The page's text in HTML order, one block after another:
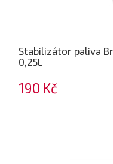
Stabilizátor paliva
0,25L
190 Kč